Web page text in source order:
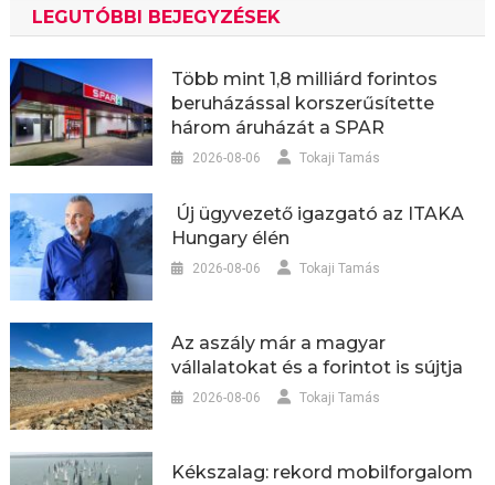
LEGUTÓBBI BEJEGYZÉSEK
Több mint 1,8 milliárd forintos
beruházással korszerűsítette
három áruházát a SPAR
2026-08-06 Tokaji Tamás
Új ügyvezető igazgató az ITAKA
Hungary élén
2026-08-06 Tokaji Tamás
Az aszály már a magyar
vállalatokat és a forintot is sújtja
2026-08-06 Tokaji Tamás
Kékszalag: rekord mobilforgalom